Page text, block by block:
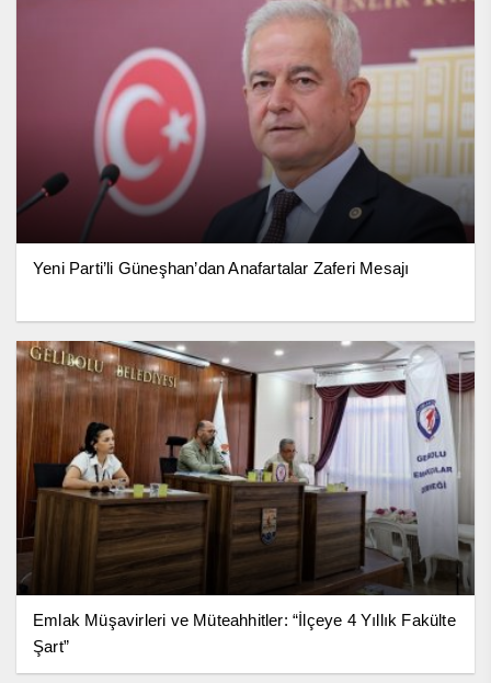
Yeni Parti’li Güneşhan’dan Anafartalar Zaferi Mesajı
Emlak Müşavirleri ve Müteahhitler: “İlçeye 4 Yıllık Fakülte
Şart”